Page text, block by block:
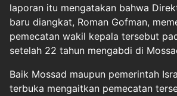
laporan itu mengatakan bahwa
baru diangkat, Roman Gofman,
pemecatan wakil kepala tersebut
setelah 22 tahun mengabdi di
Baik Mossad maupun pemerintah
terbuka mengaitkan pemecatan